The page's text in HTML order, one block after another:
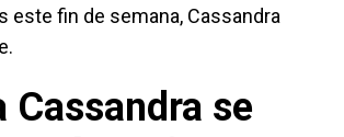
este fin de semana, Cassandra
Cassandra se